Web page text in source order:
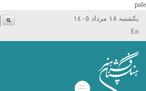
يکشنبه ١٨ مرداد ١٤٠٥
En